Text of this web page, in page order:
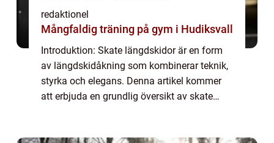
redaktionel
Mångfaldig träning på gym i Hudiksvall
Introduktion: Skate längdskidor är en form
av längdskidåkning som kombinerar teknik,
styrka och elegans. Denna artikel kommer
att erbjuda en grundlig översikt av skate